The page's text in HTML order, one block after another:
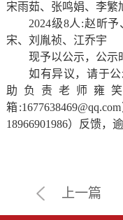
宋雨茹、张鸣娟、李繁
2024级8人:赵昕
宋、刘胤祯、江乔宇
现予以公示， 公示
如有异议，请于
助负责老师雍笑
箱
18966901986）反馈，
上一篇